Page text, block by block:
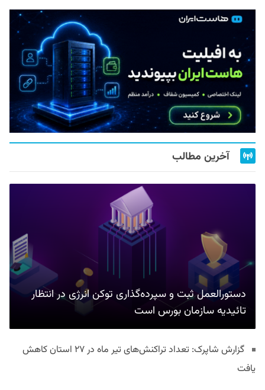
آخرین مطالب
دستورالعمل ثبت و سپرده‌گذاری توکن انرژی در انتظار
تائیدیه سازمان بورس است
گزارش شاپرک: تعداد تراکنش‌های تیر ماه در ۲۷ استان‌ کاهش
یافت